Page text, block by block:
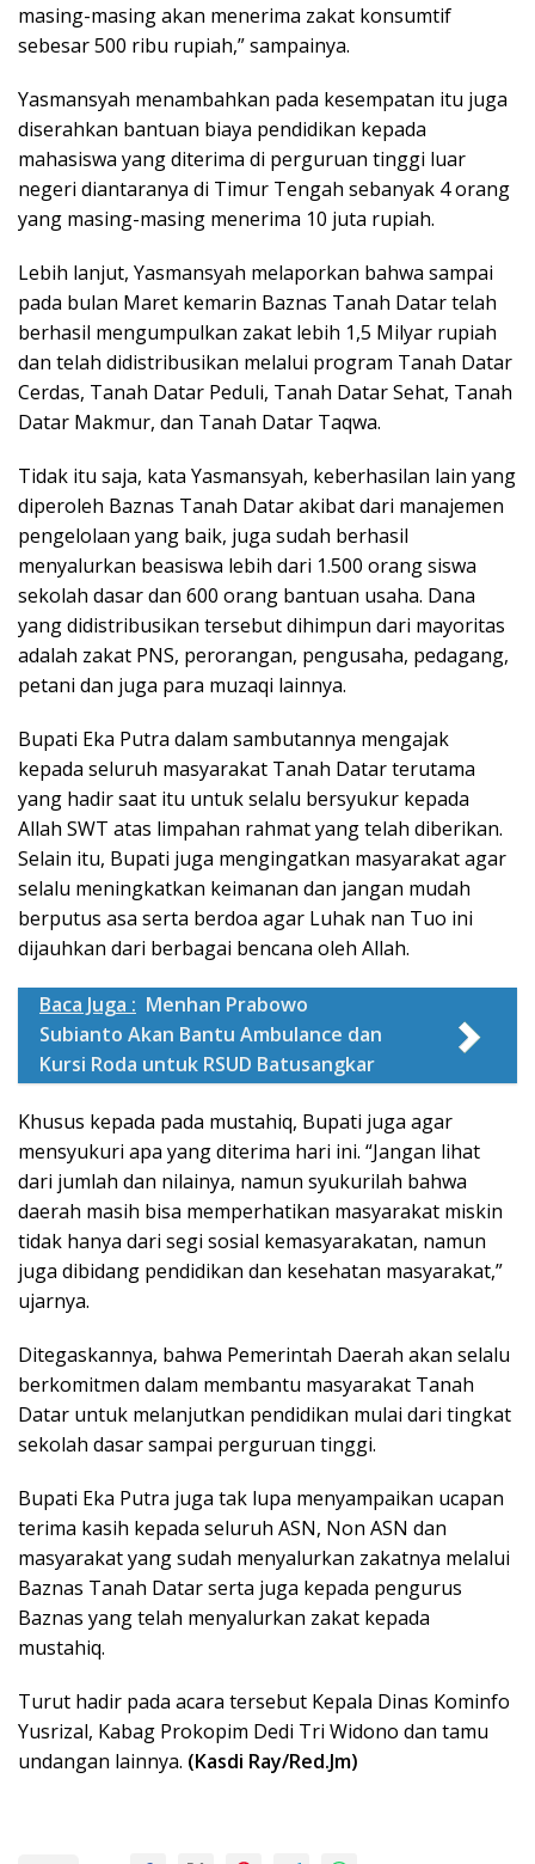
masing-masing akan menerima zakat konsumtif
sebesar 500 ribu rupiah,” sampainya.
Yasmansyah menambahkan pada kesempatan itu juga
diserahkan bantuan biaya pendidikan kepada
mahasiswa yang diterima di perguruan tinggi luar
negeri diantaranya di Timur Tengah sebanyak 4 orang
yang masing-masing menerima 10 juta rupiah.
Lebih lanjut, Yasmansyah melaporkan bahwa sampai
pada bulan Maret kemarin Baznas Tanah Datar telah
berhasil mengumpulkan zakat lebih 1,5 Milyar rupiah
dan telah didistribusikan melalui program Tanah Datar
Cerdas, Tanah Datar Peduli, Tanah Datar Sehat, Tanah
Datar Makmur, dan Tanah Datar Taqwa.
Tidak itu saja, kata Yasmansyah, keberhasilan lain yang
diperoleh Baznas Tanah Datar akibat dari manajemen
pengelolaan yang baik, juga sudah berhasil
menyalurkan beasiswa lebih dari 1.500 orang siswa
sekolah dasar dan 600 orang bantuan usaha. Dana
yang didistribusikan tersebut dihimpun dari mayoritas
adalah zakat PNS, perorangan, pengusaha, pedagang,
petani dan juga para muzaqi lainnya.
Bupati Eka Putra dalam sambutannya mengajak
kepada seluruh masyarakat Tanah Datar terutama
yang hadir saat itu untuk selalu bersyukur kepada
Allah SWT atas limpahan rahmat yang telah diberikan.
Selain itu, Bupati juga mengingatkan masyarakat agar
selalu meningkatkan keimanan dan jangan mudah
berputus asa serta berdoa agar Luhak nan Tuo ini
dijauhkan dari berbagai bencana oleh Allah.
Baca Juga : Menhan Prabowo
Subianto Akan Bantu Ambulance dan
Kursi Roda untuk RSUD Batusangkar
Khusus kepada pada mustahiq, Bupati juga agar
mensyukuri apa yang diterima hari ini. “Jangan lihat
dari jumlah dan nilainya, namun syukurilah bahwa
daerah masih bisa memperhatikan masyarakat miskin
tidak hanya dari segi sosial kemasyarakatan, namun
juga dibidang pendidikan dan kesehatan masyarakat,”
ujarnya.
Ditegaskannya, bahwa Pemerintah Daerah akan selalu
berkomitmen dalam membantu masyarakat Tanah
Datar untuk melanjutkan pendidikan mulai dari tingkat
sekolah dasar sampai perguruan tinggi.
Bupati Eka Putra juga tak lupa menyampaikan ucapan
terima kasih kepada seluruh ASN, Non ASN dan
masyarakat yang sudah menyalurkan zakatnya melalui
Baznas Tanah Datar serta juga kepada pengurus
Baznas yang telah menyalurkan zakat kepada
mustahiq.
Turut hadir pada acara tersebut Kepala Dinas Kominfo
Yusrizal, Kabag Prokopim Dedi Tri Widono dan tamu
undangan lainnya. (Kasdi Ray/Red.Jm)